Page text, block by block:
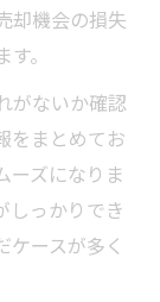
却機会の損失
。
がないか確認
をまとめてお
ーズになりま
しっかりでき
ースが多く